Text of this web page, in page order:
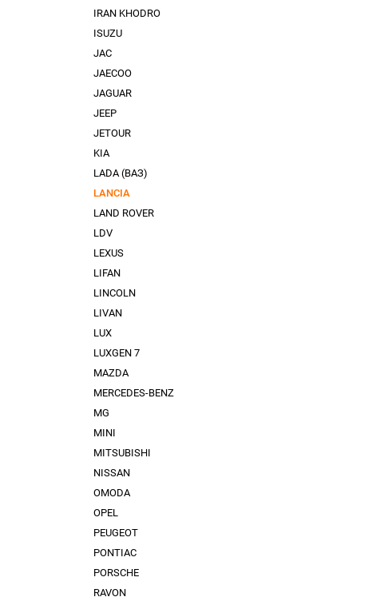
IRAN KHODRO
ISUZU
JAC
JAECOO
JAGUAR
JEEP
JETOUR
KIA
LADA (ВАЗ)
LANCIA
LAND ROVER
LDV
LEXUS
LIFAN
LINCOLN
LIVAN
LUX
LUXGEN 7
MAZDA
MERCEDES-BENZ
MG
MINI
MITSUBISHI
NISSAN
OMODA
OPEL
PEUGEOT
PONTIAC
PORSCHE
RAVON